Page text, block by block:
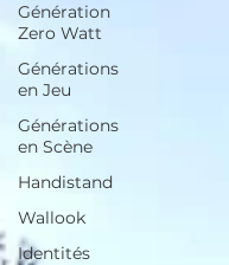
Génération
Zero Watt
Générations
en Jeu
Générations
en Scène
Handistand
Wallook
Identités